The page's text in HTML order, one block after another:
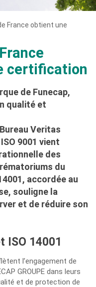
France obtient une
certification
de Funecap,
qualité et
Veritas
9001 vient
des
du
accordée au
souligne la
et de réduire son
ISO 14001
l’engagement de
GROUPE dans leurs
et de protection de